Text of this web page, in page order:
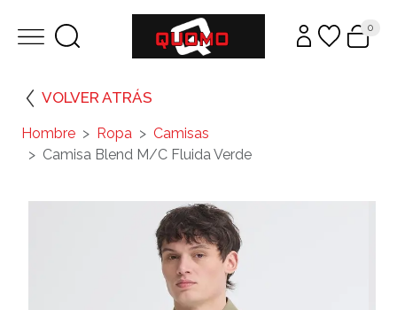
0
VOLVER ATRÁS
Hombre Ropa
Camisas
Camisa Blend M/C Fluida Verde